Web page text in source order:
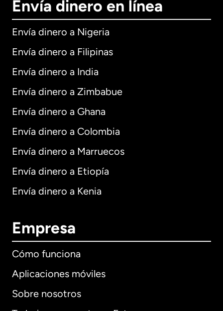
Envía dinero en línea
Envía dinero a Nigeria
Envía dinero a Filipinas
Envía dinero a India
Envía dinero a Zimbabue
Envía dinero a Ghana
Envía dinero a Colombia
Envía dinero a Marruecos
Envía dinero a Etiopía
Envía dinero a Kenia
Empresa
Cómo funciona
Aplicaciones móviles
Sobre nosotros